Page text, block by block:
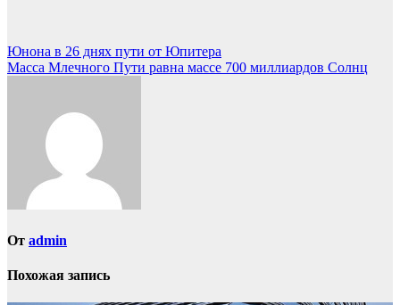
Навигация
по
Юнона в 26 днях пути от Юпитера
Масса Млечного Пути равна массе 700 миллиардов Солнц
От admin
Похожая запись